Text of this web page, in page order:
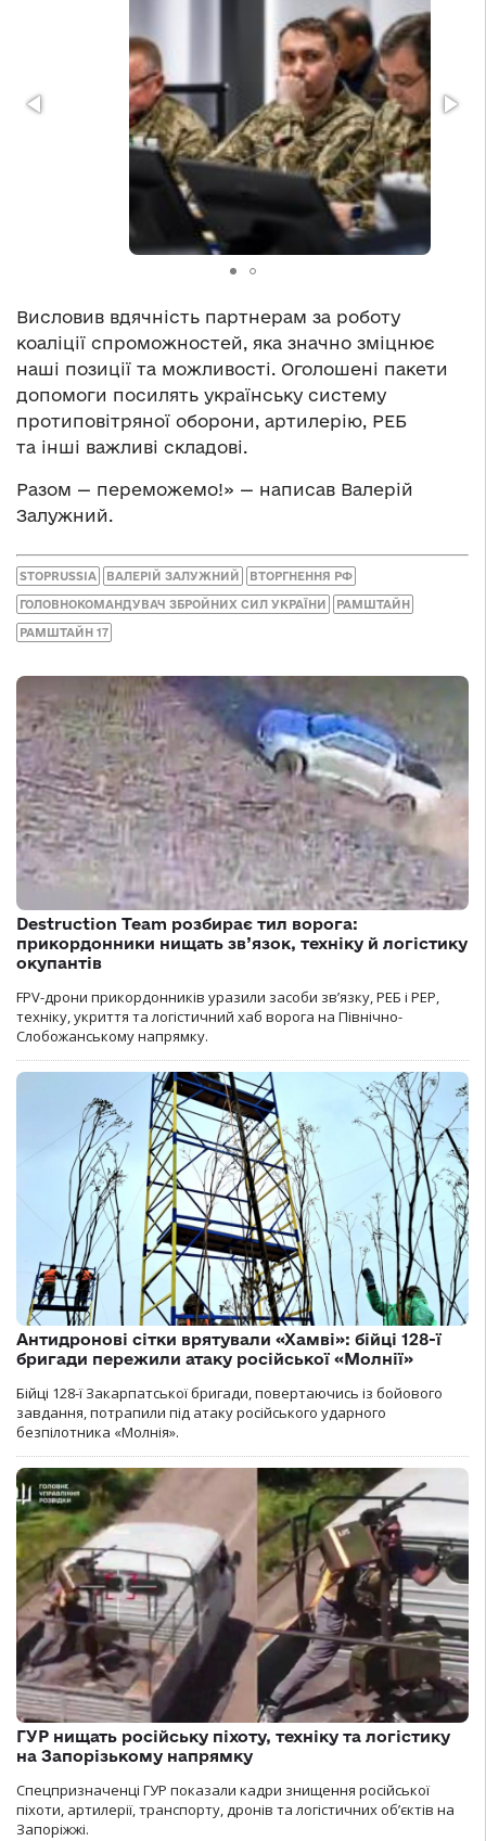
Висловив вдячність партнерам за роботу
коаліції спроможностей, яка значно зміцнює
наші позиції та можливості. Оголошені пакети
допомоги посилять українську систему
протиповітряної оборони, артилерію, РЕБ
та інші важливі складові.
Разом — переможемо!» — написав Валерій
Залужний.
STOPRUSSIA ВАЛЕРІЙ ЗАЛУЖНИЙ ВТОРГНЕННЯ РФ
ГОЛОВНОКОМАНДУВАЧ ЗБРОЙНИХ СИЛ УКРАЇНИ РАМШТАЙН
РАМШТАЙН 17
Destruction Team розбирає тил ворога:
прикордонники нищать зв’язок, техніку й логістику
окупантів
FPV-дрони прикордонників уразили засоби зв’язку, РЕБ і РЕР,
техніку, укриття та логістичний хаб ворога на Північно-
Слобожанському напрямку.
Антидронові сітки врятували «Хамві»: бійці 128-ї
бригади пережили атаку російської «Молнії»
Бійці 128-ї Закарпатської бригади, повертаючись із бойового
завдання, потрапили під атаку російського ударного
безпілотника «Молнія».
ГУР нищать російську піхоту, техніку та логістику
на Запорізькому напрямку
Спецпризначенці ГУР показали кадри знищення російської
піхоти, артилерії, транспорту, дронів та логістичних об’єктів на
Запоріжжі.